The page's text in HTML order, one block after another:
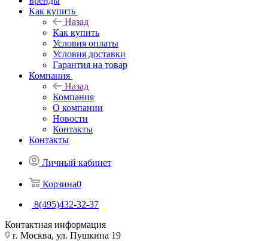
Как купить
Назад
Как купить
Условия оплаты
Условия доставки
Гарантия на товар
Компания
Назад
Компания
О компании
Новости
Контакты
Контакты
Личный кабинет
Корзина0
8(495)432-32-37
Контактная информация
г. Москва, ул. Пушкина 19